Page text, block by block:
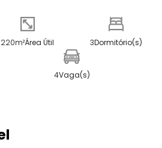
220m²Área Útil 3Dormitório(s)
4Vaga(s)